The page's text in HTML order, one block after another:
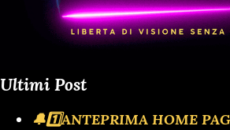
Ultimi Post
🔔1️⃣ANTEPRIMA HOME